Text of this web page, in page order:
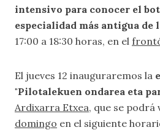
intensivo para conocer el
especialidad más antigua de
17:00 a 18:30 horas, en el
El jueves 12 inauguraremos la
"Pilotalekuen ondarea eta
Ardixarra Etxea, que se podrá
domingo en el siguiente